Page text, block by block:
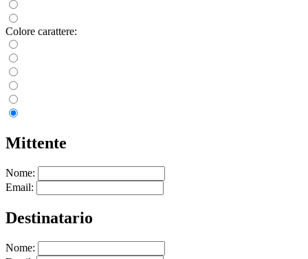
Colore carattere:
Mittente
Nome:
Email:
Destinatario
Nome: